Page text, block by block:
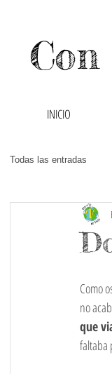
Con
INICIO
Todas las entradas
Como
no
que
faltaba